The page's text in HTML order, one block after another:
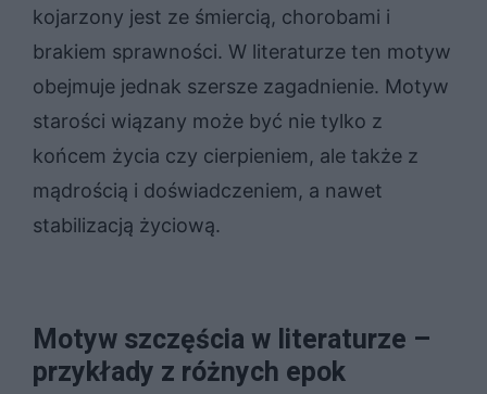
kojarzony jest ze śmiercią, chorobami i
brakiem sprawności. W literaturze ten motyw
obejmuje jednak szersze zagadnienie. Motyw
starości wiązany może być nie tylko z
końcem życia czy cierpieniem, ale także z
mądrością i doświadczeniem, a nawet
stabilizacją życiową.
Motyw szczęścia w literaturze –
przykłady z różnych epok